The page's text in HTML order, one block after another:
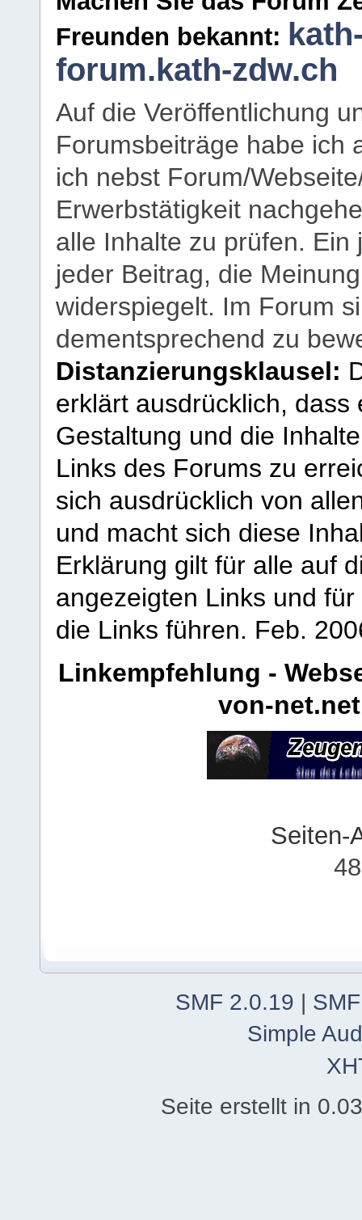
Freunden bekannt:
forum.kath-zdw.ch
Auf die Veröffentlichung
Forumsbeiträge habe ich
ich nebst Forum/
Erwerbstätigkeit
alle Inhalte zu prüfen.
jeder Beitrag, die
widerspiegelt. Im Forum
dementsprechend zu
Distanzierungsklausel:
erklärt ausdrücklich,
Gestaltung und die
Links des Forums zu
sich ausdrücklich von
und macht sich diese
Erklärung gilt für alle auf
angezeigten Links und
die Links führen. Feb.
Linkempfehlung -
von-net.net
Seiten-
SMF 2.0.19 |
Simple
Seite erstellt in